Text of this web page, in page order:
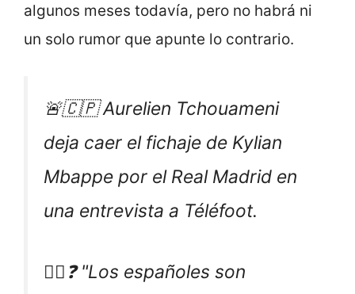
algunos meses todavía, pero no habrá ni
un solo rumor que apunte lo contrario.
🚨🇨🇵 Aurelien Tchouameni
deja caer el fichaje de Kylian
Mbappe por el Real Madrid en
una entrevista a Téléfoot.
✍🏻❓ "Los españoles son